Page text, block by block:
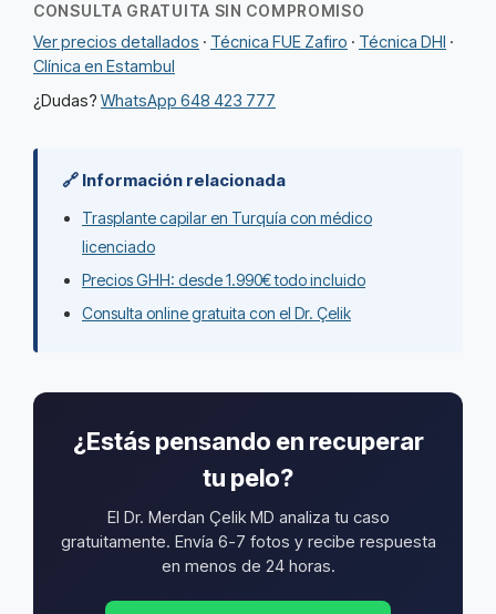
CONSULTA GRATUITA SIN COMPROMISO
Ver precios detallados · Técnica FUE Zafiro · Técnica DHI ·
Clínica en Estambul
¿Dudas? WhatsApp 648 423 777
🔗 Información relacionada
Trasplante capilar en Turquía con médico
licenciado
Precios GHH: desde 1.990€ todo incluido
Consulta online gratuita con el Dr. Çelik
¿Estás pensando en recuperar
tu pelo?
El Dr. Merdan Çelik MD analiza tu caso
gratuitamente. Envía 6-7 fotos y recibe respuesta
en menos de 24 horas.